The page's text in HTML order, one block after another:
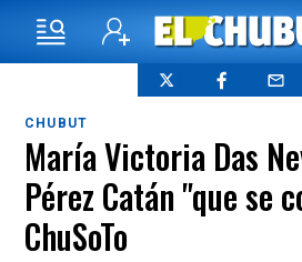
CHUBUT
María Victoria Das
Pérez Catán "que se
ChuSoTo